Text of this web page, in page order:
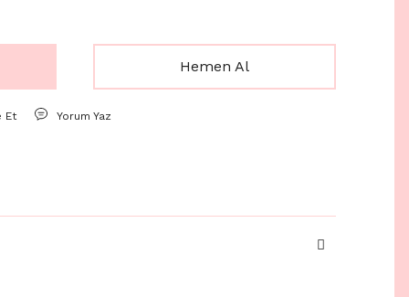
Hemen Al
Et Yorum Yaz